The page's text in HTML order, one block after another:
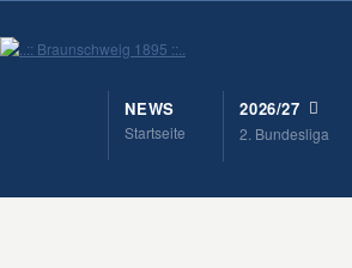
NEWS
Startseite
2026/27
2. Bundesliga